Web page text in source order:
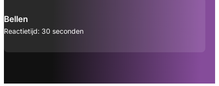
Bellen
Reactietijd: 30 seconden